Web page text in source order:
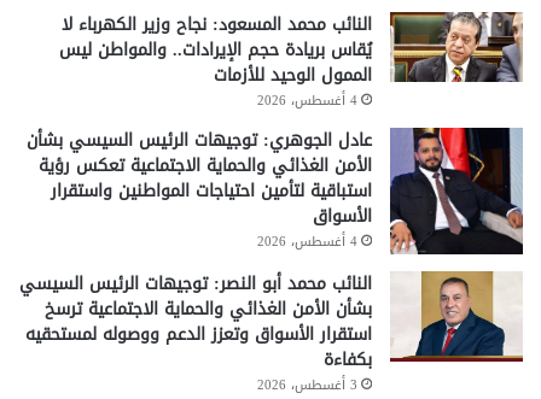
النائب محمد المسعود: نجاح وزير الكهرباء لا
يُقاس بريادة حجم الإيرادات.. والمواطن ليس
الممول الوحيد للأزمات
4 أغسطس، 2026
عادل الجوهري: توجيهات الرئيس السيسي بشأن
الأمن الغذائي والحماية الاجتماعية تعكس رؤية
استباقية لتأمين احتياجات المواطنين واستقرار
الأسواق
4 أغسطس، 2026
النائب محمد أبو النصر: توجيهات الرئيس السيسي
بشأن الأمن الغذائي والحماية الاجتماعية ترسخ
استقرار الأسواق وتعزز الدعم ووصوله لمستحقيه
بكفاءة
3 أغسطس، 2026